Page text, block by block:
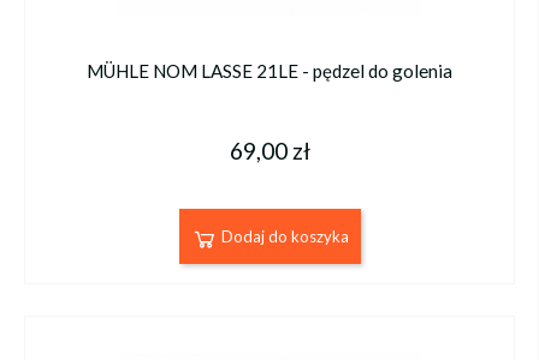
MÜHLE NOM LASSE 21LE - pędzel do golenia
69,00 zł
Dodaj do koszyka